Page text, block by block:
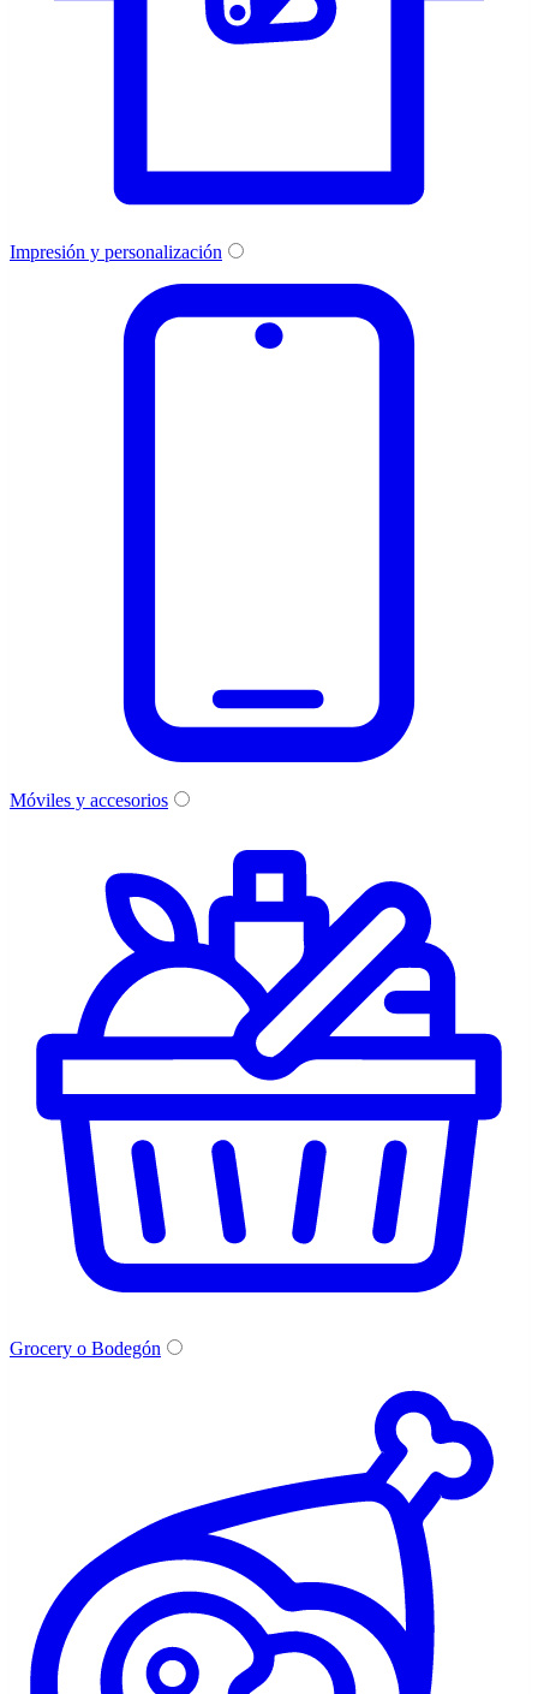
Impresión y personalización
Móviles y accesorios
Grocery o Bodegón